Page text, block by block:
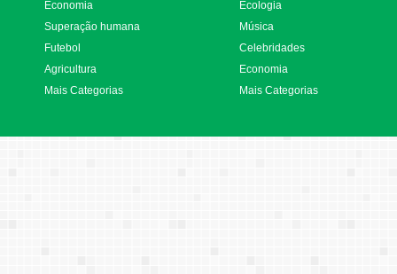
Economia
Superação humana
Futebol
Agricultura
Mais Categorias
Ecologia
Música
Celebridades
Economia
Mais Categorias